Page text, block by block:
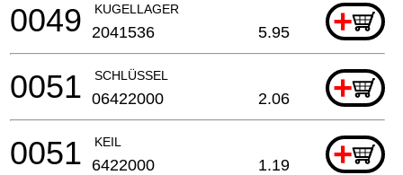
KUGELLAGER +
0049 2041536 5.95
SCHLÜSSEL +
0051 06422000 2.06
KEIL +
0051 6422000 1.19